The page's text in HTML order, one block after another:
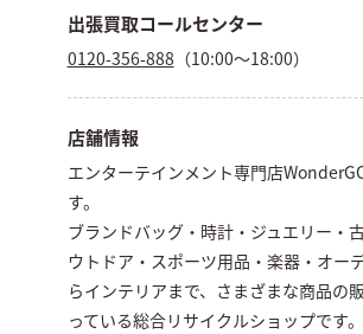
出張買取コールセンター
0120-356-888 （10:00～18:00）
店舗情報
エンターテインメント専門店
す。
ブランドバッグ・時計・ジュエリー・
ウトドア・スポーツ用品・楽器・オー
らインテリアまで、さまざまな商品の
っている総合リサイクルショップです。